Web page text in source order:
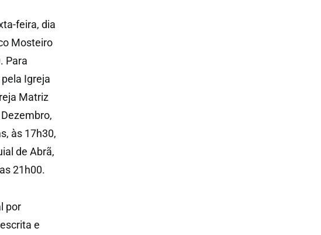
feira, dia
Mosteiro
Para
Igreja
Matriz
às 17h30,
de Abrã,
21h00.
por
e